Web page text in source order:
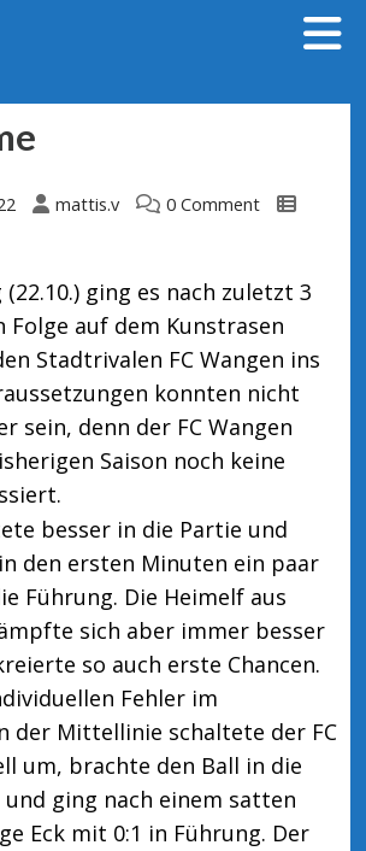
mattis.v
0 Comment
ging es nach zuletzt 3
Folge auf dem Kunstrasen
Stadtrivalen FC Wangen ins
konnten nicht
sein, denn der FC Wangen
Saison noch keine
besser in die Partie und
den ersten Minuten ein paar
Führung. Die Heimelf aus
sich aber immer besser
so auch erste Chancen.
Fehler im
der Mittellinie schaltete der FC
um, brachte den Ball in die
und ging nach einem satten
Eck mit 0:1 in Führung. Der